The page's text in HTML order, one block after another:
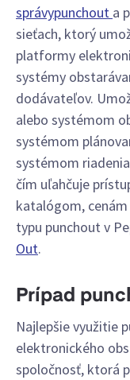
správypunchout a
sieťach, ktorý
platformy
systémy
dodávateľov.
alebo systémom
systémom
systémom
čím uľahčuje
katalógom,
typu punchout v
Out.
Prípad
Najlepšie využitie
elektronického
spoločnosť, ktorá